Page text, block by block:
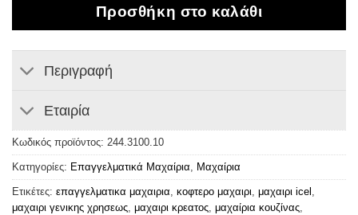
Προσθήκη στο καλάθι
Περιγραφή
Εταιρία
Κωδικός προϊόντος: 244.3100.10
Κατηγορίες: Επαγγελματικά Μαχαίρια, Μαχαίρια
Ετικέτες: επαγγελματικα μαχαιρια, κοφτερο μαχαιρι, μαχαιρι icel ,
μαχαιρι γενικης χρησεως, μαχαιρι κρεατος, μαχαίρια κουζίνας,